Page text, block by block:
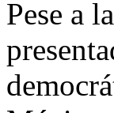
Pese a